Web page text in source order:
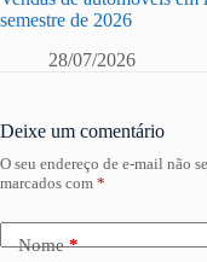
semestre de 2026
28/07/2026
Deixe um comentário
O seu endereço de e-mail não
marcados com *
Nome*